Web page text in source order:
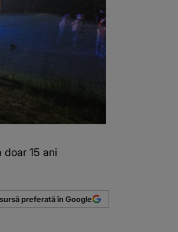
15 ani
preferată în Google